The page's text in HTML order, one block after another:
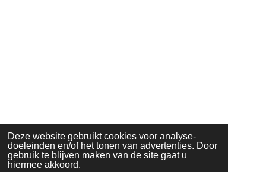
Deze website gebruikt cookies voor analyse-
doeleinden en/of het tonen van advertenties. Door
gebruik te blijven maken van de site gaat u
hiermee akkoord.